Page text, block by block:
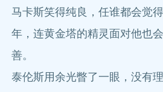
马卡斯笑得纯良，任谁都会觉
年，连黄金塔的精灵面对他也
善。
泰伦斯用余光瞥了一眼，没有理